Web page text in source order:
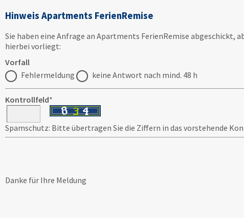
Hinweis Apartments FerienRemise
Sie haben eine Anfrage an Apartments FerienRemise abgeschickt,
hierbei vorliegt:
Vorfall
Fehlermeldung
keine Antwort nach mind. 48 h
Kontrollfeld*
Spamschutz: Bitte übertragen Sie die Ziffern in das vorstehende
Danke für Ihre Meldung